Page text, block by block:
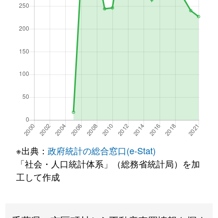
※出典： 政府統計の総合窓口(e-Stat)
「社会・人口統計体系」（総務省統計局）を加
工して作成